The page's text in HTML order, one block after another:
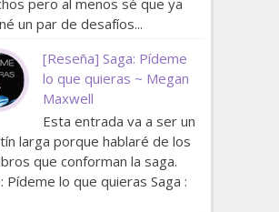
pero al menos sé que ya
un par de desafíos...
[Reseña] Saga: Pídeme
lo que quieras ~ Megan
Maxwell
Esta entrada va a ser un
larga porque hablaré de los
que conforman la saga.
Pídeme lo que quieras Saga :